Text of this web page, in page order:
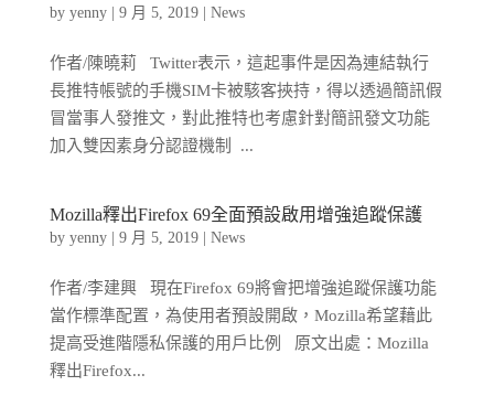
by yenny| 9 月 5, 2019| News
作者/陳曉莉 Twitter表示，這起事件是因為連結執行
長推特帳號的手機SIM卡被駭客挾持，得以透過簡訊假
冒當事人發推文，對此推特也考慮針對簡訊發文功能
加入雙因素身分認證機制 ...
Mozilla釋出Firefox 69全面預設啟用增強追蹤保護
by yenny| 9 月 5, 2019| News
作者/李建興 現在Firefox 69將會把增強追蹤保護功能
當作標準配置，為使用者預設開啟，Mozilla希望藉此
提高受進階隱私保護的用戶比例 原文出處：Mozilla
釋出Firefox...